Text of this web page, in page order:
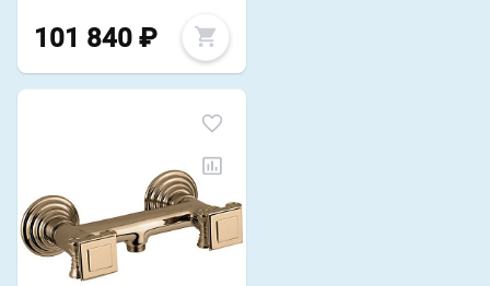
101 840 ₽
Ваш город
Всё верно